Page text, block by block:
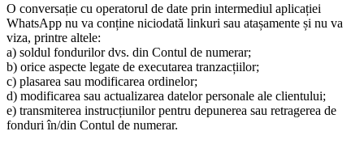
O conversație cu operatorul de date prin intermediul aplicației
WhatsApp nu va conține niciodată linkuri sau atașamente și nu va
viza, printre altele:
a) soldul fondurilor dvs. din Contul de numerar;
b) orice aspecte legate de executarea tranzacțiilor;
c) plasarea sau modificarea ordinelor;
d) modificarea sau actualizarea datelor personale ale clientului;
e) transmiterea instrucțiunilor pentru depunerea sau retragerea de
fonduri în/din Contul de numerar.